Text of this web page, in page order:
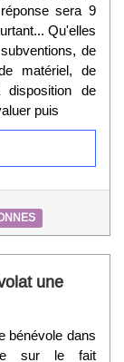
sera 9
Qu'elles
de
matériel, de
de
puis
une
bénévole dans
sur le fait